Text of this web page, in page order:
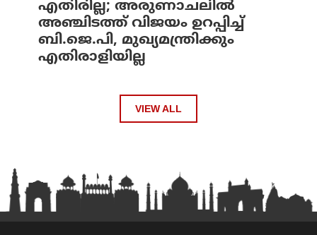
എതിരില്ല; അരുണാചലില്‍
അഞ്ചിടത്ത് വിജയം ഉറപ്പിച്ച്
ബി.ജെ.പി, മുഖ്യമന്ത്രിക്കും
എതിരാളിയില്ല
VIEW ALL